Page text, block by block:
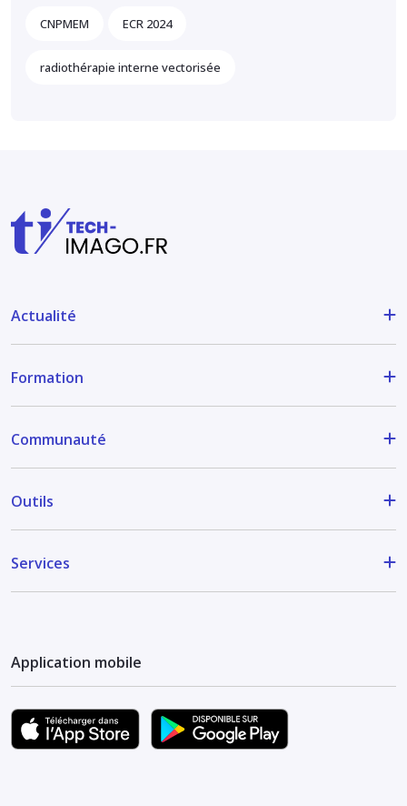
CNPMEM ECR 2024
radiothérapie interne vectorisée
Actualité
Formation
Communauté
Outils
Services
Application mobile